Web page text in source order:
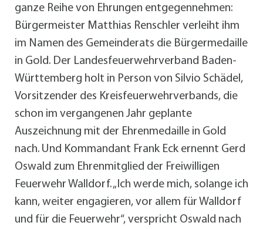
ganze Reihe von Ehrungen entgegennehmen:
Bürgermeister Matthias Renschler verleiht ihm
im Namen des Gemeinderats die Bürgermedaille
in Gold. Der Landesfeuerwehrverband Baden-
Württemberg holt in Person von Silvio Schädel,
Vorsitzender des Kreisfeuerwehrverbands, die
schon im vergangenen Jahr geplante
Auszeichnung mit der Ehrenmedaille in Gold
nach. Und Kommandant Frank Eck ernennt Gerd
Oswald zum Ehrenmitglied der Freiwilligen
Feuerwehr Walldorf. „Ich werde mich, solange ich
kann, weiter engagieren, vor allem für Walldorf
und für die Feuerwehr“, verspricht Oswald nach